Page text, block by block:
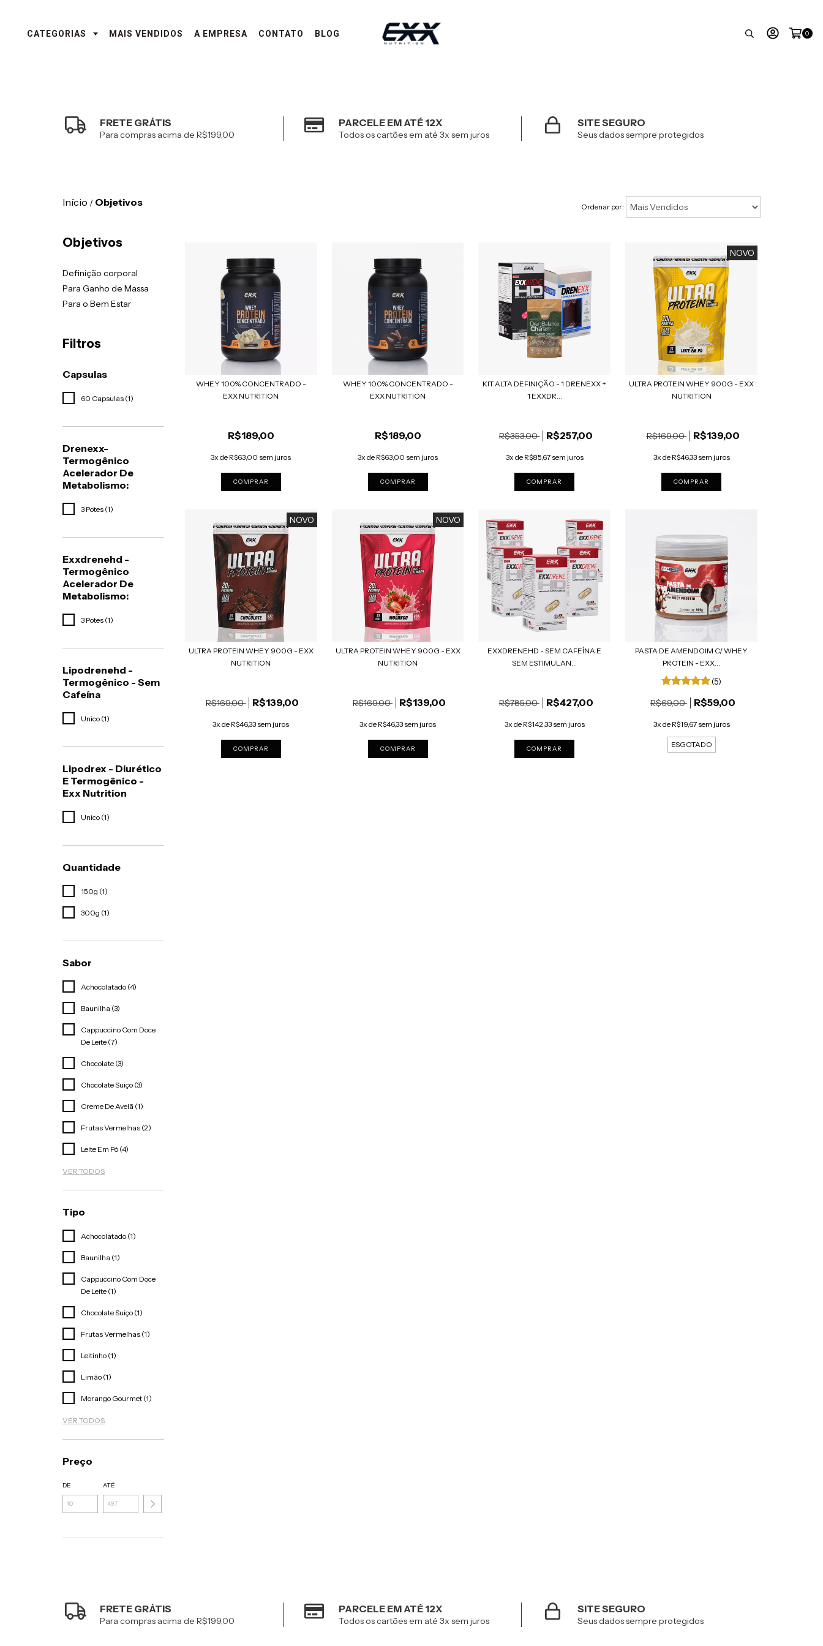
CATEGORIAS MAIS VENDIDOS A EMPRESA CONTATO BLOG 0
FRETE GRÁTIS
Para compras acima de R$199,00
PARCELE EM ATÉ 12X
Todos os cartões em até 3x sem juros
SITE SEGURO
Seus dados sempre protegidos
Início / Objetivos Ordenar por:
Objetivos
Definição corporal
Para Ganho de Massa
Para o Bem Estar
Filtros
Capsulas
60 Capsulas (1)
Drenexx-
Termogênico
Acelerador De
Metabolismo:
3 Potes (1)
Exxdrenehd -
Termogênico
Acelerador De
Metabolismo:
3 Potes (1)
Lipodrenehd -
Termogênico - Sem
Cafeína
Unico (1)
Lipodrex - Diurético
E Termogênico -
Exx Nutrition
Unico (1)
Quantidade
150g (1)
300g (1)
Sabor
Achocolatado (4)
Baunilha (3)
Cappuccino Com Doce
De Leite (7)
Chocolate (3)
Chocolate Suiço (3)
Creme De Avelã (1)
Frutas Vermelhas (2)
Leite Em Pó (4)
VER TODOS
Tipo
Achocolatado (1)
Baunilha (1)
Cappuccino Com Doce
De Leite (1)
Chocolate Suiço (1)
Frutas Vermelhas (1)
Leitinho (1)
Limão (1)
Morango Gourmet (1)
VER TODOS
Preço
DE ATÉ
WHEY 100% CONCENTRADO -
EXX NUTRITION
R$189,00
3x de R$63,00 sem juros
COMPRAR
WHEY 100% CONCENTRADO -
EXX NUTRITION
R$189,00
3x de R$63,00 sem juros
COMPRAR
KIT ALTA DEFINIÇÃO - 1 DRENEXX +
1 EXXDR...
R$353,00 R$257,00
3x de R$85,67 sem juros
NOVO
ULTRA PROTEIN WHEY 900G - EXX
NUTRITION
R$169,00 R$139,00
3x de R$46,33 sem juros
COMPRAR
NOVO
ULTRA PROTEIN WHEY 900G - EXX
NUTRITION
R$169,00 R$139,00
3x de R$46,33 sem juros
COMPRAR
NOVO
ULTRA PROTEIN WHEY 900G - EXX
NUTRITION
R$169,00 R$139,00
3x de R$46,33 sem juros
COMPRAR
EXXDRENEHD - SEM CAFEÍNA E
SEM ESTIMULAN...
R$785,00 R$427,00
3x de R$142,33 sem juros
PASTA DE AMENDOIM C/ WHEY
PROTEIN - EXX...
(5)
R$69,00 R$59,00
3x de R$19,67 sem juros
ESGOTADO
FRETE GRÁTIS
Para compras acima de R$199,00
PARCELE EM ATÉ 12X
Todos os cartões em até 3x sem juros
SITE SEGURO
Seus dados sempre protegidos